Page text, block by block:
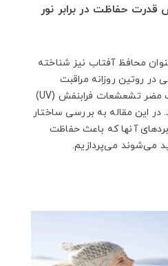
حفاظت در برابر نور
محافظ آفتاب نیز شناخته
روتین روزانه مراقبت
پوست به‌ویژه در برابر اثرات مضر تشعشعات فرابنفش (UV)
این مقاله به بررسی ساختار
آنها که باعث حفاظت
می‌شوند می‌پردازیم.